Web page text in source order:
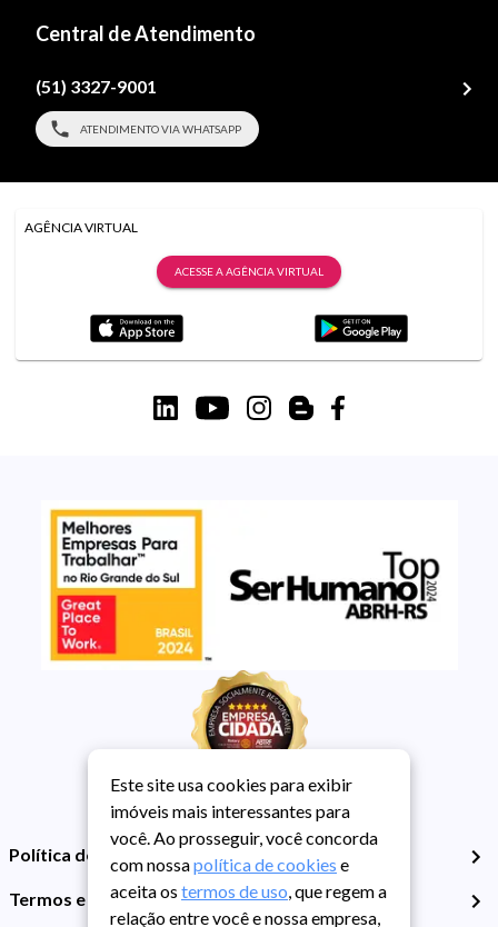
Central de Atendimento
(51) 3327-9001
ATENDIMENTO VIA WHATSAPP
AGÊNCIA VIRTUAL
ACESSE A AGÊNCIA VIRTUAL
Política de Privacidade
Termos e Condições de Uso
Este site usa cookies para exibir
imóveis mais interessantes para
você. Ao prosseguir, você concorda
com nossapolítica de cookies e
aceita os termos de uso, que regem a
relação entre você e nossa empresa,